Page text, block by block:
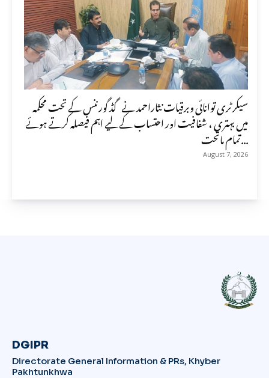
سیکرٹری توانائی وبرقیات نثاراحمد نے گڈ گورننس کے تحت محکمہ
میں بہتری ، شفافیت اور احتساب کے لیے اہم فیصلہ کرتے ہوئے
تمام ماتحت...
August 7, 2026
DGIPR
Directorate General Information & PRs, Khyber
Pakhtunkhwa